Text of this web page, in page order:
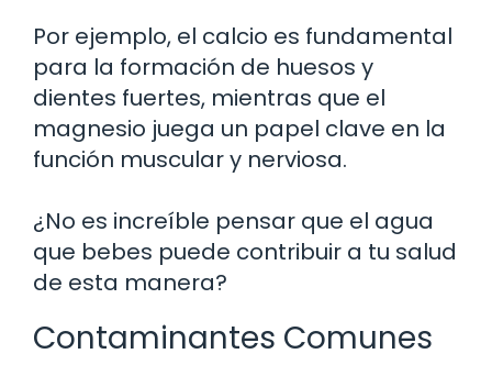
Por ejemplo, el calcio es fundamental
para la formación de huesos y
dientes fuertes, mientras que el
magnesio juega un papel clave en la
función muscular y nerviosa.
¿No es increíble pensar que el agua
que bebes puede contribuir a tu salud
de esta manera?
Contaminantes Comunes